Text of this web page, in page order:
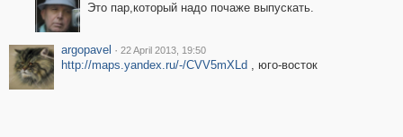
Это пар,который надо почаже выпускать.
argopavel · 22 April 2013, 19:50
http://maps.yandex.ru/-/CVV5mXLd , юго-восток